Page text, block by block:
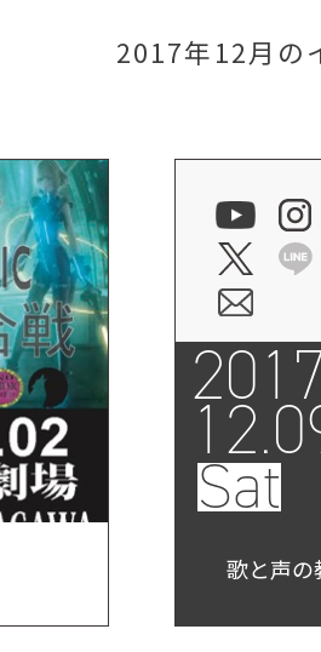
2017年12月の
Sat
歌と声の